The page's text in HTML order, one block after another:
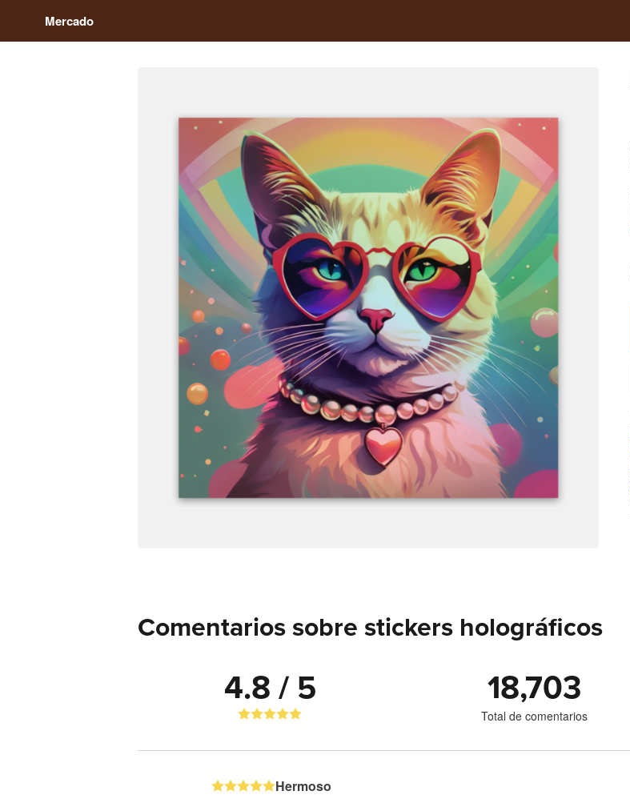
Mercado
Comentarios sobre stickers holográficos
4.8 / 5 18,703
Total de comentarios
Hermoso